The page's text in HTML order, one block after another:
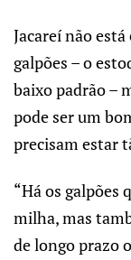
Jacareí não
galpões – o
baixo padrão –
pode ser um
precisam estar
“Há os galpões
milha, mas
de longo prazo